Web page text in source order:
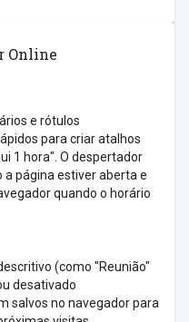
Online
e rótulos
para criar atalhos
1 hora". O despertador
página estiver aberta e
quando o horário
(como "Reunião"
desativado
salvos no navegador para